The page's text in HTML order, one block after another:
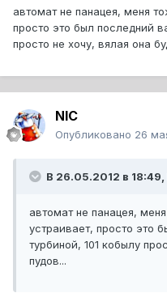
автомат не панацея, меня
просто это был последний
просто не хочу, вялая она
NIC
Опубликовано 26
В 26.05.2012 в 18:49,
автомат не панацея,
устраивает, просто это
турбиной, 101 кобылу
пудов...